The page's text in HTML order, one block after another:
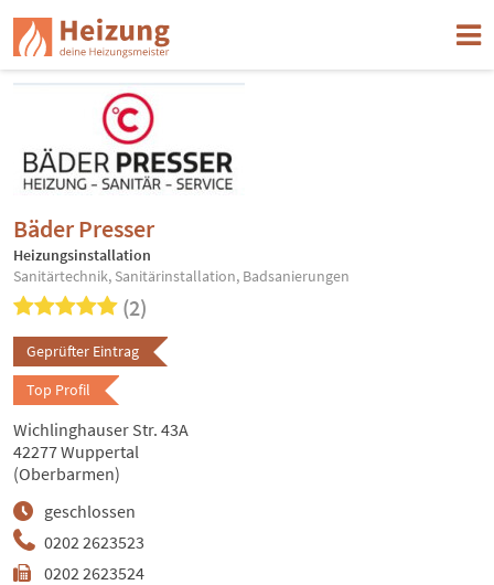
Bäder Presser
Heizungsinstallation
Sanitärtechnik, Sanitärinstallation, Badsanierungen
(2)
Geprüfter Eintrag
Top Profil
0202 2623523
0202 2623524
geschlossen
Wichlinghauser Str. 43A
42277 Wuppertal
(Oberbarmen)